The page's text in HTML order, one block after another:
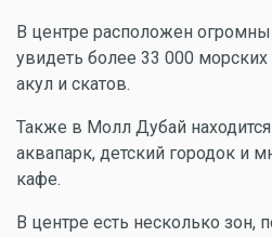
В центре расположен
увидеть более 33 000
акул и скатов.
Также в Молл Дубай находится
аквапарк, детский городок и
кафе.
В центре есть несколько зон,